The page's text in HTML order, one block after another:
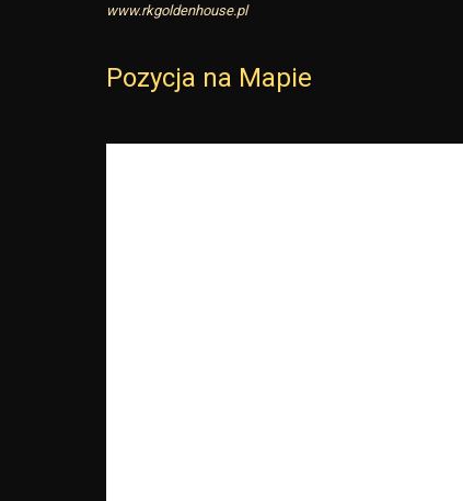
www.rkgoldenhouse.pl
Pozycja na Mapie